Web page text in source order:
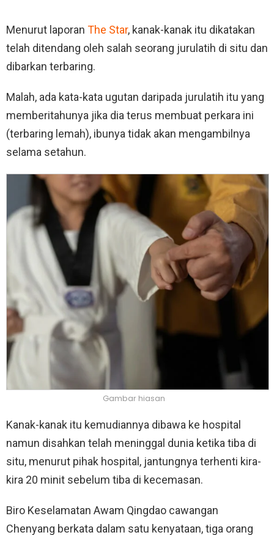
Menurut laporan The Star, kanak-kanak itu dikatakan
telah ditendang oleh salah seorang jurulatih di situ dan
dibarkan terbaring.
Malah, ada kata-kata ugutan daripada jurulatih itu yang
memberitahunya jika dia terus membuat perkara ini
(terbaring lemah), ibunya tidak akan mengambilnya
selama setahun.
Gambar hiasan
Kanak-kanak itu kemudiannya dibawa ke hospital
namun disahkan telah meninggal dunia ketika tiba di
situ, menurut pihak hospital, jantungnya terhenti kira-
kira 20 minit sebelum tiba di kecemasan.
Biro Keselamatan Awam Qingdao cawangan
Chenyang berkata dalam satu kenyataan, tiga orang